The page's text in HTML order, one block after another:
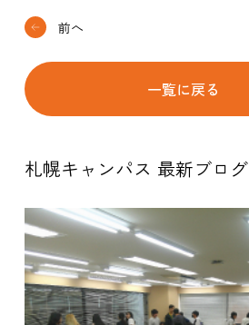
前へ
一覧に戻る
札幌キャンパス 最新ブログ